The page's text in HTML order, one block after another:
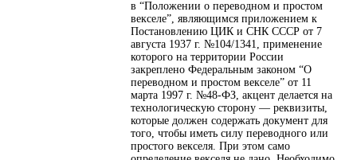
в “Положении о переводном и простом
векселе”, являющимся приложением к
Постановлению ЦИК и СНК СССР от 7
августа 1937 г. №104/1341, применение
которого на территории России
закреплено Федеральным законом “О
переводном и простом векселе” от 11
марта 1997 г. №48-ФЗ, акцент делается на
технологическую сторону — реквизиты,
которые должен содержать документ для
того, чтобы иметь силу переводного или
простого векселя. При этом само